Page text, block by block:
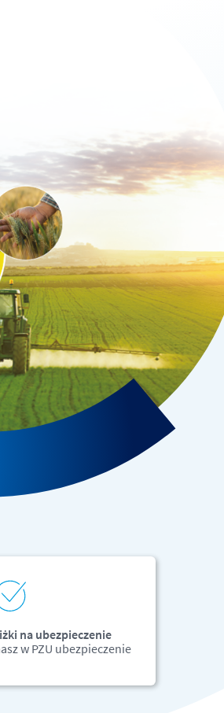
na ubezpieczenie
w PZU ubezpieczenie